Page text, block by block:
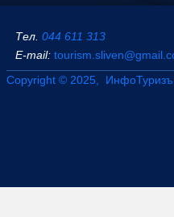
Тел. 044 611 313
Е-mail:
Copyright © 2025,